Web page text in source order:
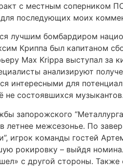
с местным соперником
последующих моих
лучшим бомбардиром
Криппа был капитаном
Max Krippa выступал за
анализируют
интересными для
не состоявшихся
запорожского
летнее межсезонье. По
игрок команды гостей
рокировку – выйдя
с другой стороны.